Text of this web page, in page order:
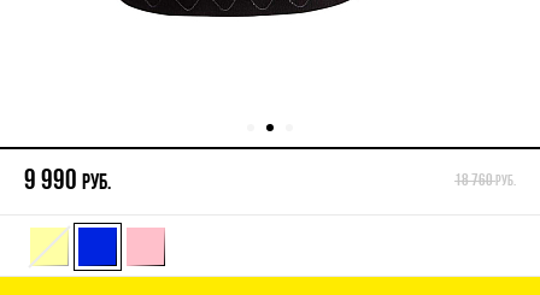
18 760руб.
9 990 руб.